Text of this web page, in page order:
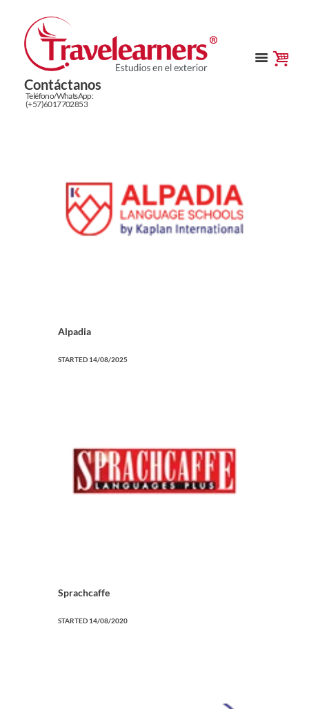
Contáctanos
Teléfono/WhatsApp:
(+57)6017702853
Alpadia
STARTED14/08/2025
Sprachcaffe
STARTED14/08/2020